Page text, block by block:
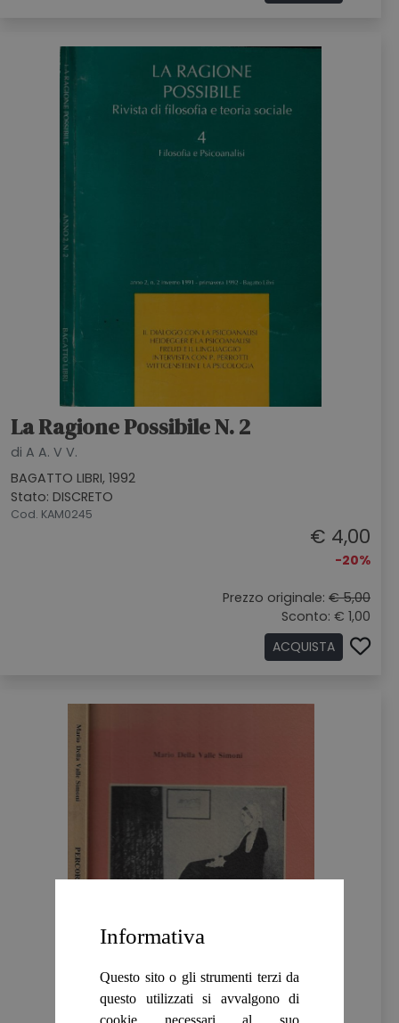
La Ragione Possibile N. 2
di A A. V V.
BAGATTO LIBRI, 1992
Stato: DISCRETO
Cod. KAM0245
€ 4,00
-20%
Prezzo originale: € 5,00
Sconto: € 1,00
ACQUISTA
Informativa
Questo sito o gli strumenti terzi da
questo utilizzati si avvalgono di
cookie necessari al suo